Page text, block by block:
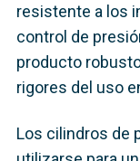
resistente a los
control de
producto
rigores del uso
Los cilindros de